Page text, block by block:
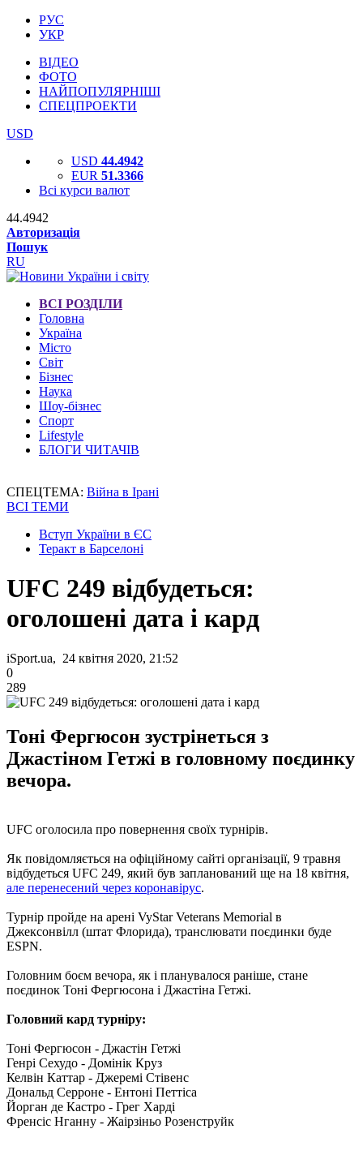
РУС
УКР
ВІДЕО
ФОТО
НАЙПОПУЛЯРНІШІ
СПЕЦПРОЕКТИ
USD
USD 44.4942
EUR 51.3366
Всі курси валют
44.4942
Авторизація
Пошук
RU
ВСІ РОЗДІЛИ
Головна
Україна
Місто
Світ
Бізнес
Наука
Шоу-бізнес
Спорт
Lifestyle
БЛОГИ ЧИТАЧІВ
СПЕЦТЕМА: Війна в Ірані
ВСІ ТЕМИ
Вступ України в ЄС
Теракт в Барселоні
UFC 249 відбудеться:
оголошені дата і кард
iSport.ua, 24 квітня 2020, 21:52
0
289
Тоні Фергюсон зустрінеться з
Джастіном Гетжі в головному поєдинку
вечора.
UFC оголосила про повернення своїх турнірів.
Як повідомляється на офіційному сайті організації, 9 травня
відбудеться UFC 249, який був запланований ще на 18 квітня,
але перенесений через коронавірус.
Турнір пройде на арені VyStar Veterans Memorial в
Джексонвілл (штат Флорида), транслювати поєдинки буде
ESPN.
Головним боєм вечора, як і планувалося раніше, стане
поєдинок Тоні Фергюсона і Джастіна Гетжі.
Головний кард турніру:
Тоні Фергюсон - Джастін Гетжі
Генрі Сехудо - Домінік Круз
Келвін Каттар - Джеремі Стівенс
Дональд Серроне - Ентоні Петтіса
Йорган де Кастро - Грег Харді
Френсіс Нганну - Жаірзіньо Розенструйк